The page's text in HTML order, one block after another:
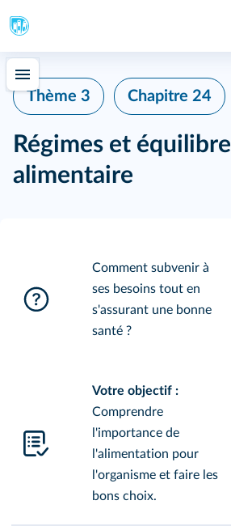
Thème 3 Chapitre 24
Régimes et équilibre
alimentaire
Comment subvenir à
ses besoins tout en
s'assurant une bonne
santé ?
Votre objectif :
Comprendre
l'importance de
l'alimentation pour
l'organisme et faire les
bons choix.